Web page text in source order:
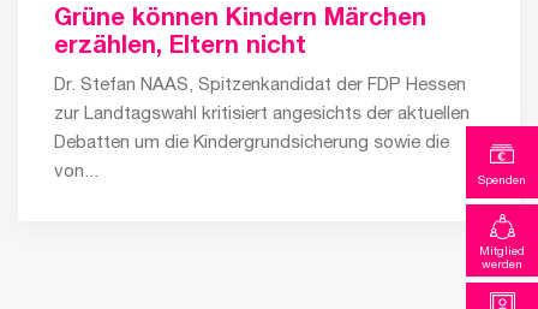
Grüne können Kindern Märchen
erzählen, Eltern nicht
Dr. Stefan NAAS, Spitzenkandidat der FDP Hessen
zur Landtagswahl kritisiert angesichts der aktuellen
Debatten um die Kindergrundsicherung sowie die
von...
Spenden
Mitglied
werden